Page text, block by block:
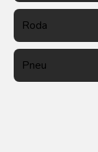
Roda
Pneu